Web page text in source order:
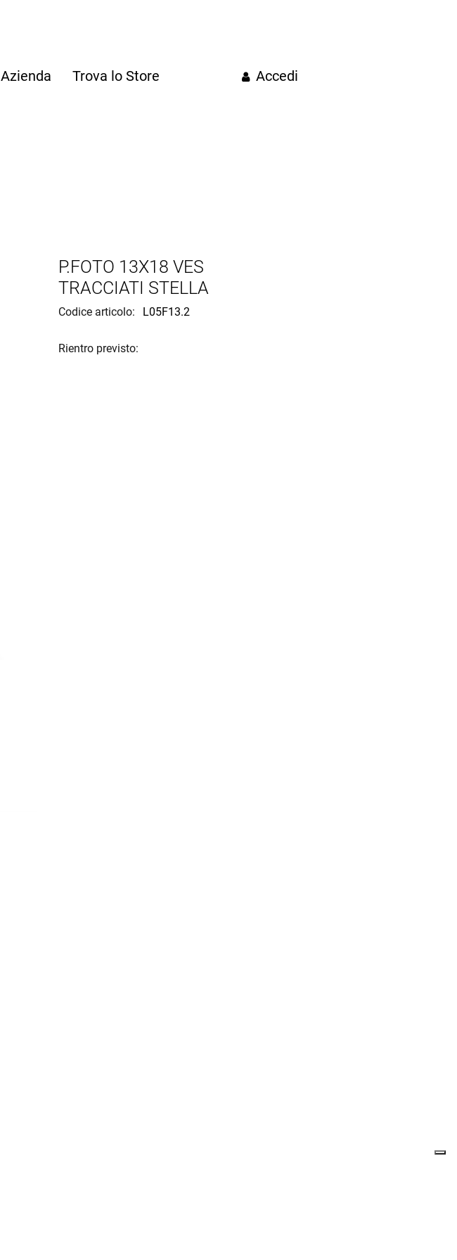
Azienda Trova lo Store Accedi
P.FOTO 13X18 VES
TRACCIATI STELLA
Codice articolo: L05F13.2
Rientro previsto: